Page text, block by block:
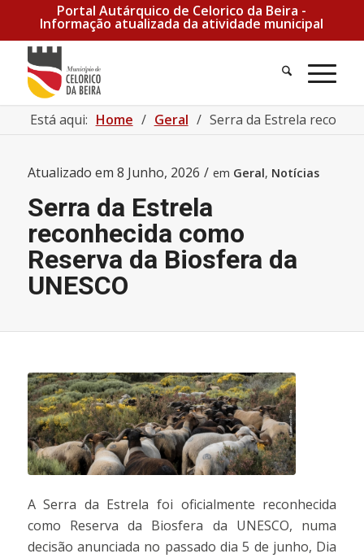
Portal Autárquico de Celorico da Beira -
Informação atualizada da atividade municipal
Está aqui: Home / Geral / Serra da Estrela
Atualizado em 8 Junho, 2026 / em Geral, Notícias
Serra da Estrela
reconhecida como
Reserva da Biosfera da
UNESCO
A Serra da Estrela foi oficialmente reconhecida
como Reserva da Biosfera da UNESCO, numa
decisão anunciada no passado dia 5 de junho, Dia